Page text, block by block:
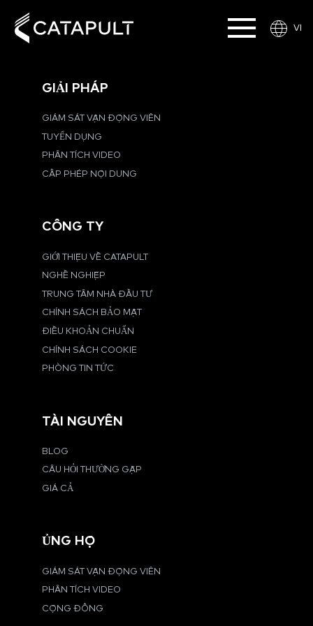
VI
GIẢI PHÁP
GIÁM SÁT VẬN ĐỘNG VIÊN
TUYỂN DỤNG
PHÂN TÍCH VIDEO
CẤP PHÉP NỘI DUNG
CÔNG TY
GIỚI THIỆU VỀ CATAPULT
NGHỀ NGHIỆP
TRUNG TÂM NHÀ ĐẦU TƯ
CHÍNH SÁCH BẢO MẬT
ĐIỀU KHOẢN CHUẨN
CHÍNH SÁCH COOKIE
PHÒNG TIN TỨC
TÀI NGUYÊN
BLOG
CÂU HỎI THƯỜNG GẶP
GIÁ CẢ
ỦNG HỘ
GIÁM SÁT VẬN ĐỘNG VIÊN
PHÂN TÍCH VIDEO
CỘNG ĐỒNG